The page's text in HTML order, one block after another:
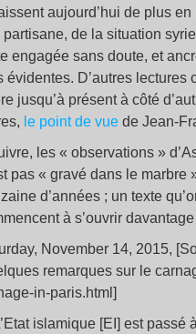
aujourd’hui de plus
partisane, de la situation
engagée sans doute, et
évidentes. D’autres
jusqu’à présent à côté
le point de vue de Jean-
les « observations »
pas « gravé dans le
d’années ; un texte
à s’ouvrir
November 14, 2015,
remarques sur le
in-paris.html]
islamique [EI] est